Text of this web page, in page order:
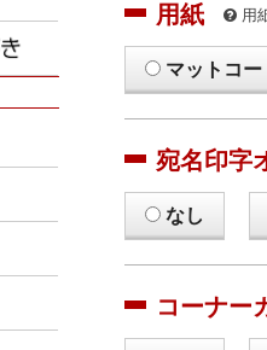
用紙 用
マットコー
宛名印字
なし
コーナー